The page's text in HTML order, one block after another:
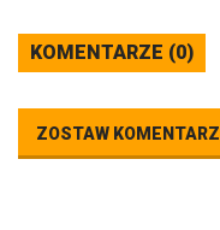
KOMENTARZE (0)
ZOSTAW KOMENTARZ